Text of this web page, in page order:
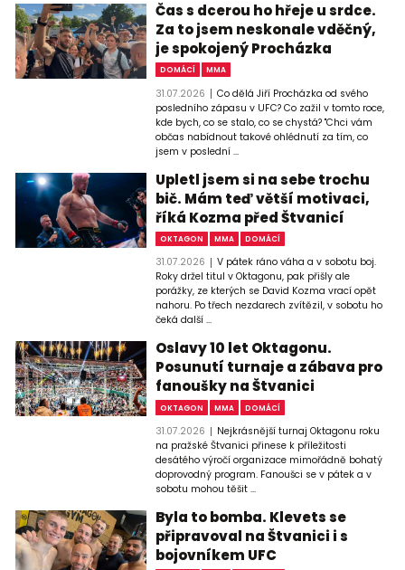
Čas s dcerou ho hřeje u srdce.
Za to jsem neskonale vděčný,
je spokojený Procházka
DOMÁCÍ MMA
31.07.2026
Co dělá Jiří Procházka od svého
posledního zápasu v UFC? Co zažil v tomto roce,
kde bych, co se stalo, co se chystá? "Chci vám
občas nabídnout takové ohlédnutí za tím, co
jsem v poslední ...
Upletl jsem si na sebe trochu
bič. Mám teď větší motivaci,
říká Kozma před Štvanicí
OKTAGON MMA DOMÁCÍ
31.07.2026
V pátek ráno váha a v sobotu boj.
Roky držel titul v Oktagonu, pak přišly ale
porážky, ze kterých se David Kozma vrací opět
nahoru. Po třech nezdarech zvítězil, v sobotu ho
čeká další ...
Oslavy 10 let Oktagonu.
Posunutí turnaje a zábava pro
fanoušky na Štvanici
OKTAGON MMA DOMÁCÍ
31.07.2026
Nejkrásnější turnaj Oktagonu roku
na pražské Štvanici přinese k příležitosti
desátého výročí organizace mimořádně bohatý
doprovodný program. Fanoušci se v pátek a v
sobotu mohou těšit ...
Byla to bomba. Klevets se
připravoval na Štvanici i s
bojovníkem UFC